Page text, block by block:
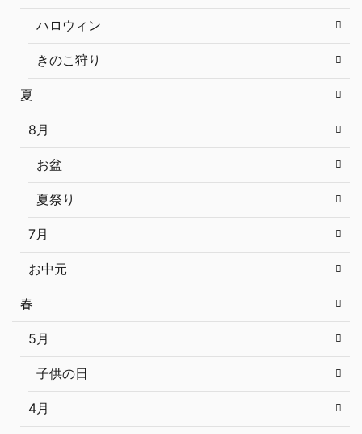
ハロウィン
きのこ狩り
夏
8月
お盆
夏祭り
7月
お中元
春
5月
子供の日
4月